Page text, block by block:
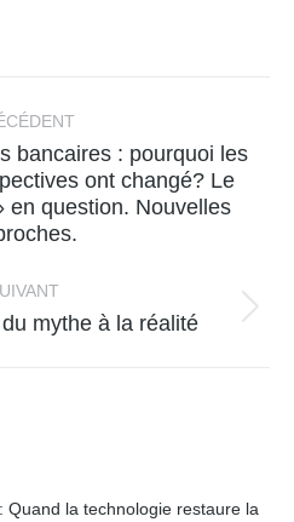
Article
précédent
:
bancaires : pourquoi les
ont changé? Le
en question. Nouvelles
Article
mythe à la réalité
Quand la technologie restaure la